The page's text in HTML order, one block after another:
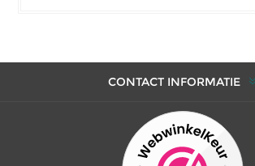
CONTACT INFORMATIE